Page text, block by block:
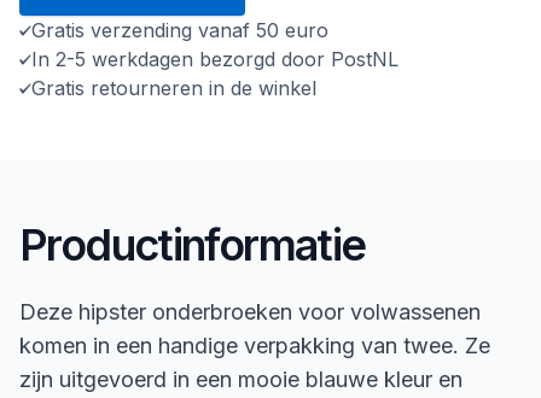
Gratis verzending vanaf 50 euro
In 2-5 werkdagen bezorgd door PostNL
Gratis retourneren in de winkel
Productinformatie
Deze hipster onderbroeken voor volwassenen
komen in een handige verpakking van twee. Ze
zijn uitgevoerd in een mooie blauwe kleur en